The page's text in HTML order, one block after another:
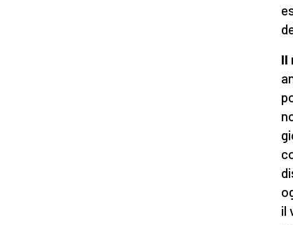
Il
il